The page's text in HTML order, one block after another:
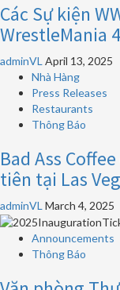
Các Sự kiện
WrestleMania
adminVL April 13, 2025
Nhà Hàng
Press Releases
Restaurants
Thông Báo
Bad Ass
tiên tại Las
adminVL March 4, 2025
Announcements
Thông Báo